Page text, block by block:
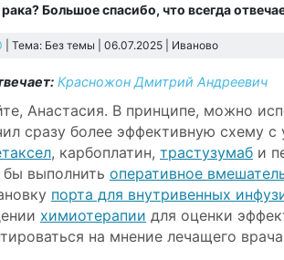
Большое спасибо, что всегда
| Тема: Без темы | 06.07.2025 | Иваново
Красножон Дмитрий Андреевич
Анастасия. В принципе, можно
сразу более эффективную схему
, карбоплатин, трастузумаб и
выполнить оперативное
порта для внутривенных
химиотерапии для оценки
на мнение лечащего